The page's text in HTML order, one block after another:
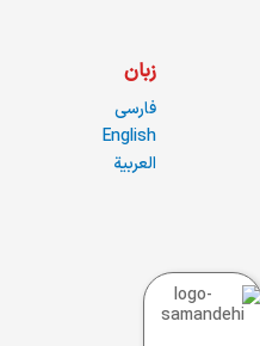
زبان
فارسی
English
العربية